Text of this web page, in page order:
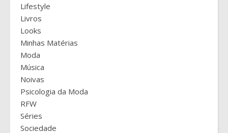
Lifestyle
Livros
Looks
Minhas Matérias
Moda
Música
Noivas
Psicologia da Moda
RFW
Séries
Sociedade